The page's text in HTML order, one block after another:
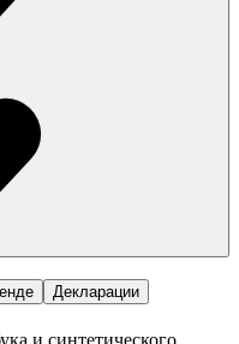
Декларации